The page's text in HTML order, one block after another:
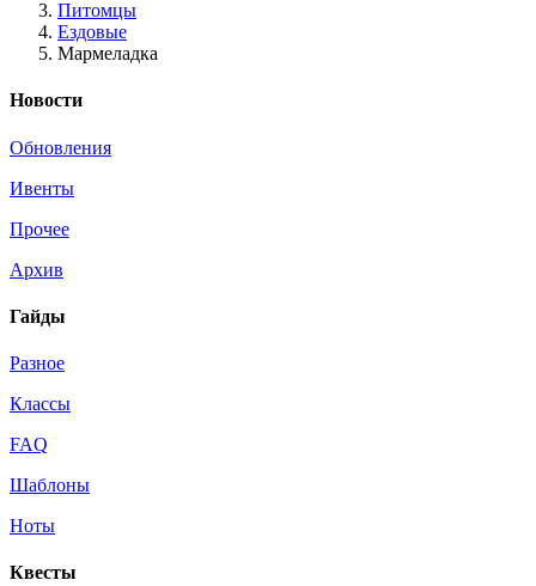
Питомцы
Ездовые
Мармеладка
Новости
Обновления
Ивенты
Прочее
Архив
Гайды
Разное
Классы
FAQ
Шаблоны
Ноты
Квесты